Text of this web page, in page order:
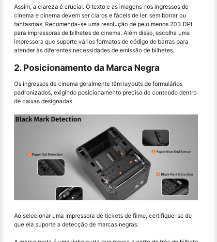
Assim, a clareza é crucial. O texto e as imagens nos ingressos de
cinema e cinema devem ser claros e fáceis de ler, sem borrar ou
fantasmas. Recomenda-se uma resolução de pelo menos 203 DPI
para impressoras de bilhetes de cinema. Além disso, escolha uma
impressora que suporte vários formatos de código de barras para
atender às diferentes necessidades de emissão de bilhetes.
2. Posicionamento da Marca Negra
Os ingressos de cinema geralmente têm layouts de formulários
padronizados, exigindo posicionamento preciso de conteúdo dentro
de caixas designadas.
Ao selecionar uma impressora de tickets de filme, certifique-se de
que ela suporte a detecção de marcas negras.